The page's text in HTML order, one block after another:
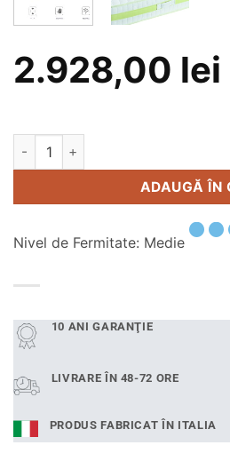
2.928,00 lei
Cantitate Saltea memory cu Aloe
ADAUGĂ ÎN
Alternative:
Nivel de Fermitate: Medie
10 ANI GARANŢIE
LIVRARE ÎN 48-72 ORE
PRODUS FABRICAT ÎN ITALIA